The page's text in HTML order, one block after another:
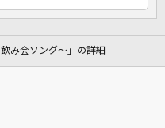
しもう！
飲み会ソング～」の詳細